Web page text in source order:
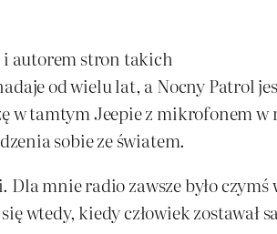
i autorem stron takich
od wielu lat, a Nocny Patrol
tamtym Jeepie z mikrofonem w
sobie ze światem.
mnie radio zawsze było czymś
kiedy człowiek zostawał